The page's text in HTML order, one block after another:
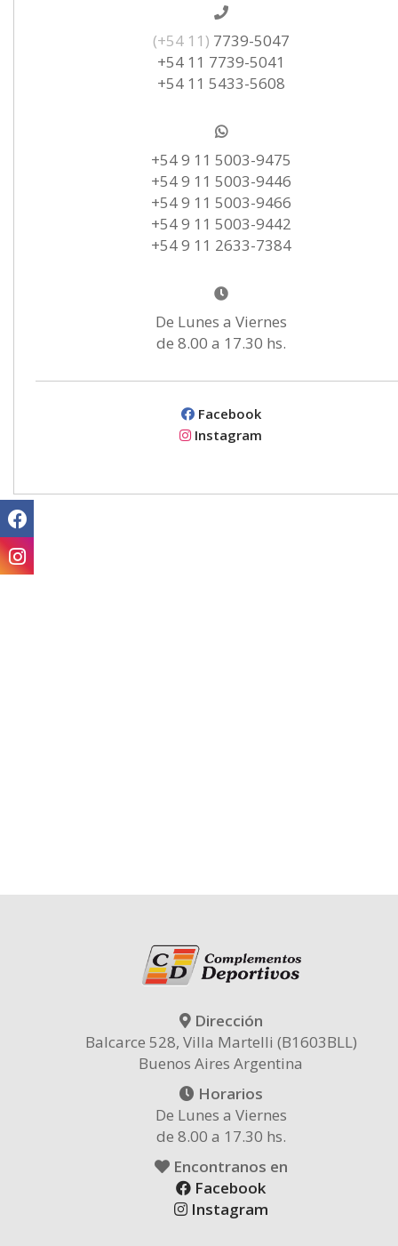
(+54 11) 7739-5047
+54 11 7739-5041
+54 11 5433-5608
+54 9 11 5003-9475
+54 9 11 5003-9446
+54 9 11 5003-9466
+54 9 11 5003-9442
+54 9 11 2633-7384
De Lunes a Viernes
de 8.00 a 17.30 hs.
Facebook
Instagram
Dirección
Balcarce 528, Villa Martelli (B1603BLL)
Buenos Aires Argentina
Horarios
De Lunes a Viernes
de 8.00 a 17.30 hs.
Encontranos en
Facebook
Instagram